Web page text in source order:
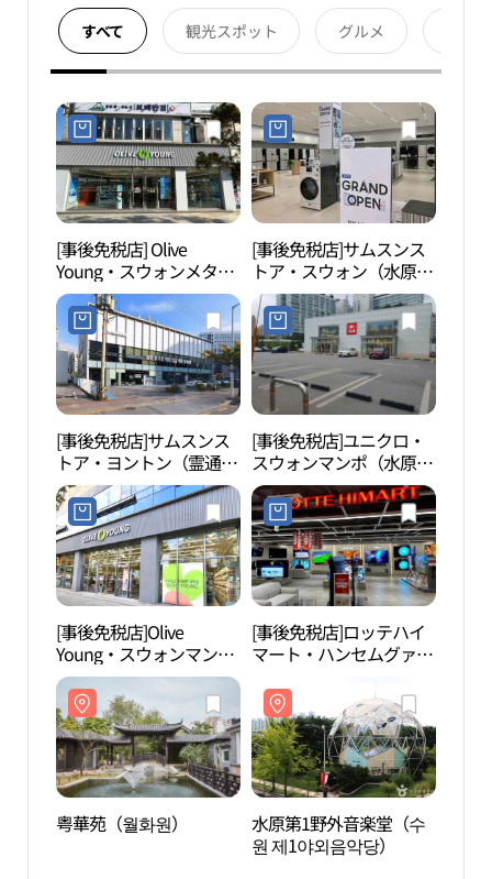
すべて 観光スポット グルメ
[事後免税店] Olive
Young・スウォンメタン
（水原梅灘）店(올리브
영 수원매탄점)
[事後免税店]サムスンス
トア・スウォン（水原）
サムスン電機モバイル
(삼성스토어 수원삼성전
기모바일)
[事後免税店]サムスンス
トア・ヨントン（霊通）
(삼성스토어 영통)
[事後免税店]ユニクロ・
スウォンマンポ（水原網
浦）店(유니클로 수원망
포점)
[事後免税店]Olive
Young・スウォンマンポ
（水原網浦）十字路店
(올리브영 수원망포사거
리점)
[事後免税店]ロッテハイ
マート・ハンセムグァン
이마트 한샘광교점)
粤華苑（월화원）
水原第1野外音楽堂（수
원 제1야외음악당）